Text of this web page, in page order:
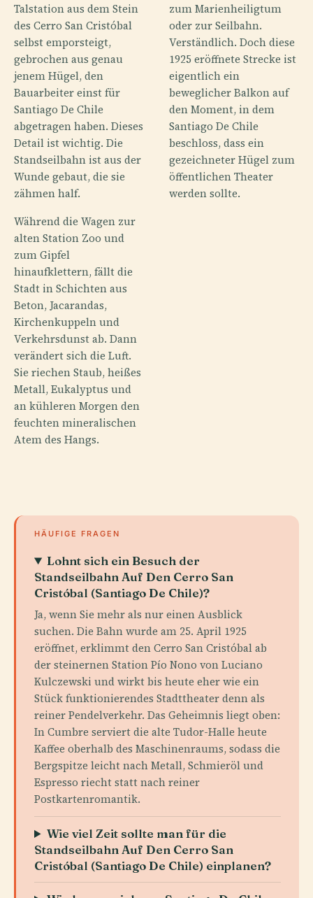
Talstation aus dem Stein
des Cerro San Cristóbal
selbst emporsteigt,
gebrochen aus genau
jenem Hügel, den
Bauarbeiter einst für
Santiago De Chile
abgetragen haben. Dieses
Detail ist wichtig. Die
Standseilbahn ist aus der
Wunde gebaut, die sie
zähmen half.
Während die Wagen zur
alten Station Zoo und
zum Gipfel
hinaufklettern, fällt die
Stadt in Schichten aus
Beton, Jacarandas,
Kirchenkuppeln und
Verkehrsdunst ab. Dann
verändert sich die Luft.
Sie riechen Staub, heißes
Metall, Eukalyptus und
an kühleren Morgen den
feuchten mineralischen
Atem des Hangs.
zum Marienheiligtum
oder zur Seilbahn.
Verständlich. Doch diese
1925 eröffnete Strecke ist
eigentlich ein
beweglicher Balkon auf
den Moment, in dem
Santiago De Chile
beschloss, dass ein
gezeichneter Hügel zum
öffentlichen Theater
werden sollte.
HÄUFIGE FRAGEN
Lohnt sich ein Besuch der
Standseilbahn Auf Den Cerro San
Cristóbal (Santiago De Chile)?
Ja, wenn Sie mehr als nur einen Ausblick
suchen. Die Bahn wurde am 25. April 1925
eröffnet, erklimmt den Cerro San Cristóbal ab
der steinernen Station Pío Nono von Luciano
Kulczewski und wirkt bis heute eher wie ein
Stück funktionierendes Stadttheater denn als
reiner Pendelverkehr. Das Geheimnis liegt oben:
In Cumbre serviert die alte Tudor-Halle heute
Kaffee oberhalb des Maschinenraums, sodass die
Bergspitze leicht nach Metall, Schmieröl und
Espresso riecht statt nach reiner
Postkartenromantik.
Wie viel Zeit sollte man für die
Standseilbahn Auf Den Cerro San
Cristóbal (Santiago De Chile) einplanen?